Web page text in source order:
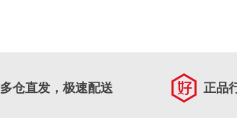
多仓直发，极速配送 正品